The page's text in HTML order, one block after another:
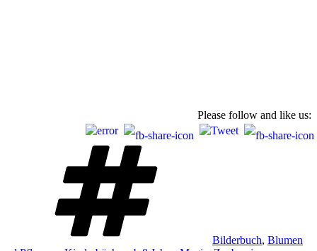
Please follow and like us:
Schlagwörter
Bilderbuch, Blumen